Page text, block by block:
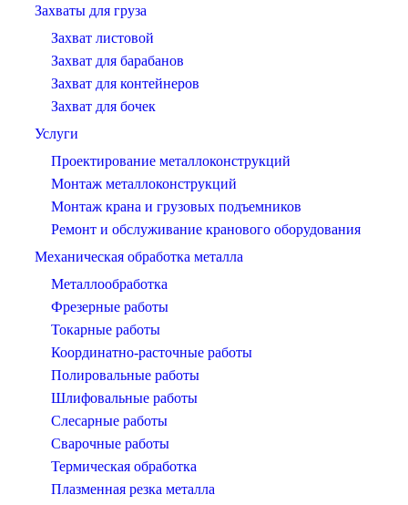
Захваты для груза
Захват листовой
Захват для барабанов
Захват для контейнеров
Захват для бочек
Услуги
Проектирование металлоконструкций
Монтаж металлоконструкций
Монтаж крана и грузовых подъемников
Ремонт и обслуживание кранового оборудования
Механическая обработка металла
Металлообработка
Фрезерные работы
Токарные работы
Координатно-расточные работы
Полировальные работы
Шлифовальные работы
Слесарные работы
Сварочные работы
Термическая обработка
Плазменная резка металла